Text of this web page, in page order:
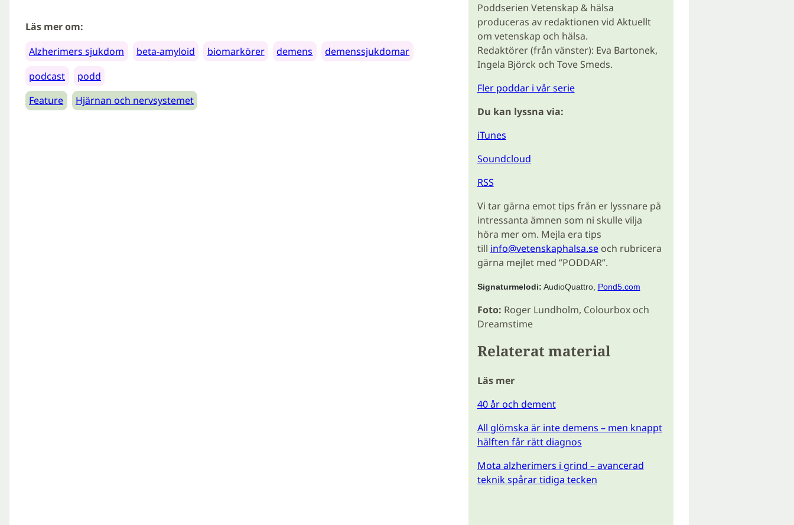
Läs mer om:
Alzherimers sjukdom
beta-amyloid biomarkörer demens
demenssjukdomar
podcast
podd
Feature
Hjärnan och nervsystemet
Poddserien Vetenskap & hälsa
produceras av redaktionen vid Aktuellt
om vetenskap och hälsa.
Redaktörer (från vänster): Eva Bartonek,
Ingela Björck och Tove Smeds.
Fler poddar i vår serie
Du kan lyssna via:
iTunes
Soundcloud
RSS
Vi tar gärna emot tips från er lyssnare på
intressanta ämnen som ni skulle vilja
höra mer om. Mejla era tips
till info@vetenskaphalsa.seoch rubricera
gärna mejlet med ”PODDAR”.
Signaturmelodi: AudioQuattro, Pond5.com
Foto: Roger Lundholm, Colourbox och
Dreamstime
Relaterat material
Läs mer
40 år och dement
All glömska är inte demens – men knappt
hälften får rätt diagnos
Mota alzherimers i grind – avancerad
teknik spårar tidiga tecken